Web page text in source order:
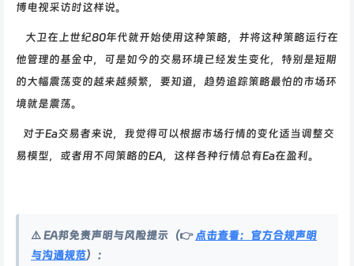
博电视采访时这样说。
大卫在上世纪80年代就开始使用这种策略，并将这种策略运行在
他管理的基金中，可是如今的交易环境已经发生变化，特别是短期
的大幅震荡变的越来越频繁，要知道，趋势追踪策略最怕的市场环
境就是震荡。
对于Ea交易者来说，我觉得可以根据市场行情的变化适当调整交
易模型，或者用不同策略的EA，这样各种行情总有Ea在盈利。
⚠️ EA邦免责声明与风险提示（👉点击查看：官方合规声明
与沟通规范）：